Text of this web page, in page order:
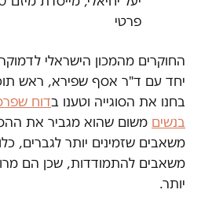
פרטי
החוקרים מהמכון הישראלי
יחד עם ד"ר אסף שפירא, ראש
בחנו את הסוגייה וטענו בדוח
בנשים משום שהוא מגביר את
משאבים שזמינים יותר לגברים,
משאבים להתמודדות, שכן הם
יותר.